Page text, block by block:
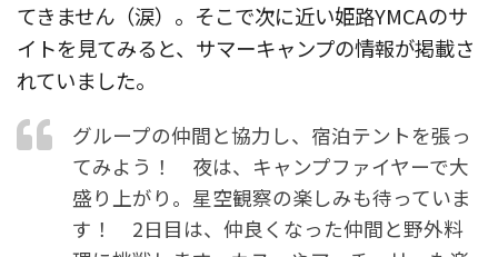
てきません（涙）。そこで次に近い姫路YMCAのサ
イトを見てみると、サマーキャンプの情報が掲載さ
れていました。
グループの仲間と協力し、宿泊テントを張っ
てみよう！ 夜は、キャンプファイヤーで大
盛り上がり。星空観察の楽しみも待っていま
す！ 2日目は、仲良くなった仲間と野外料